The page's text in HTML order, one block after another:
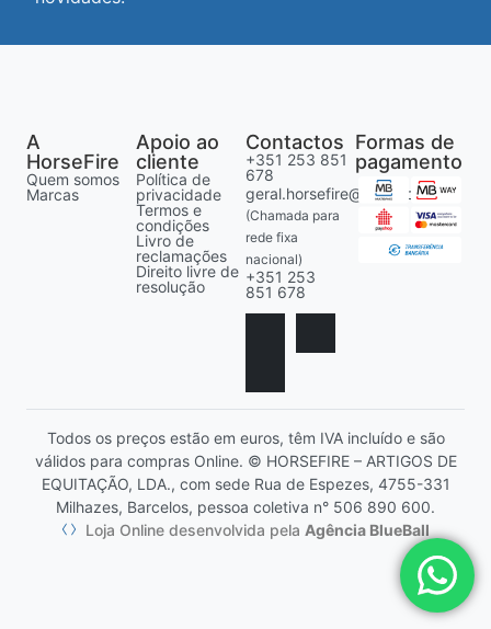
A
HorseFire
Quem somos
Marcas
Apoio ao
cliente
Política de
privacidade
Termos e
condições
Livro de
reclamações
Direito livre de
resolução
Contactos
+351 253 851
678
geral.horsefire@gmail.com
(Chamada para
rede fixa
nacional)
+351 253
851 678
Formas de
pagamento
Todos os preços estão em euros, têm IVA incluído e são
válidos para compras Online. © HORSEFIRE – ARTIGOS DE
EQUITAÇÃO, LDA., com sede Rua de Espezes, 4755-331
Milhazes, Barcelos, pessoa coletiva n° 506 890 600.
Loja Online desenvolvida pela Agência BlueBall